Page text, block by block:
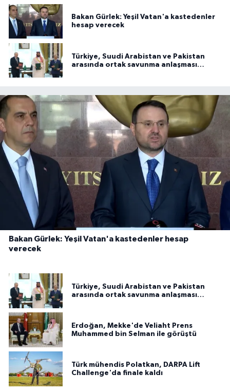
Bakan Gürlek: Yeşil Vatan'a kastedenler
hesap verecek
Türkiye, Suudi Arabistan ve Pakistan
arasında ortak savunma anlaşması
Bakan Gürlek: Yeşil Vatan'a kastedenler hesap
verecek
Türkiye, Suudi Arabistan ve Pakistan
arasında ortak savunma anlaşması
Erdoğan, Mekke'de Veliaht Prens
Muhammed bin Selman ile görüştü
Türk mühendis Polatkan, DARPA Lift
Challenge'da finale kaldı